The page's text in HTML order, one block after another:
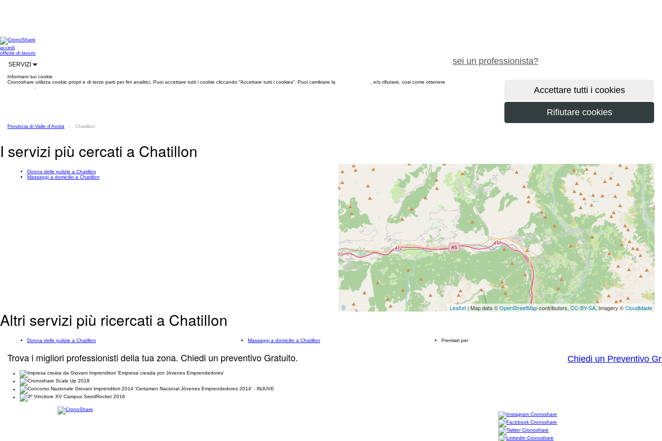
accedi
sei un professionista?
offerte di lavoro
SERVIZI
Informani sui cookie
Cronoshare utilizza cookie propri e di terze parti per fini analitici. Puoi accettare tutti i cookie cliccando “Accettare tutti i cookies”. Puoi cambiare la
, e/o rifiutare, cosi come ottenere
Provincia di Valle d'Aosta Chatillon
I servizi più cercati a Chatillon
Donna delle pulizie a Chatillon
Massaggi a domicilio a Chatillon
Leaflet | Map data ©OpenStreetMapcontributors, CC-BY-SA, Imagery ©CloudMade
Altri servizi più ricercati a Chatillon
Donna delle pulizie a Chatillon Massaggi a domicilio a Chatillon
Trova i migliori professionisti della tua zona. Chiedi un preventivo Gratuito. Chiedi un Preventivo
Premiati per